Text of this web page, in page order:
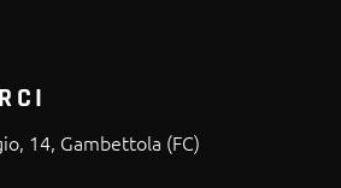
14, Gambettola (FC)